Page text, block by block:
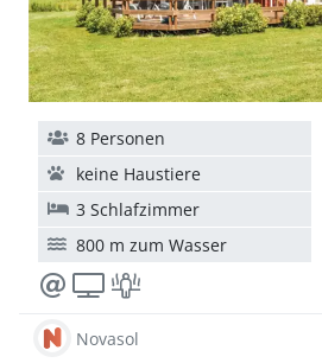
8 Personen
keine Haustiere
3 Schlafzimmer
800 m zum Wasser
Novasol